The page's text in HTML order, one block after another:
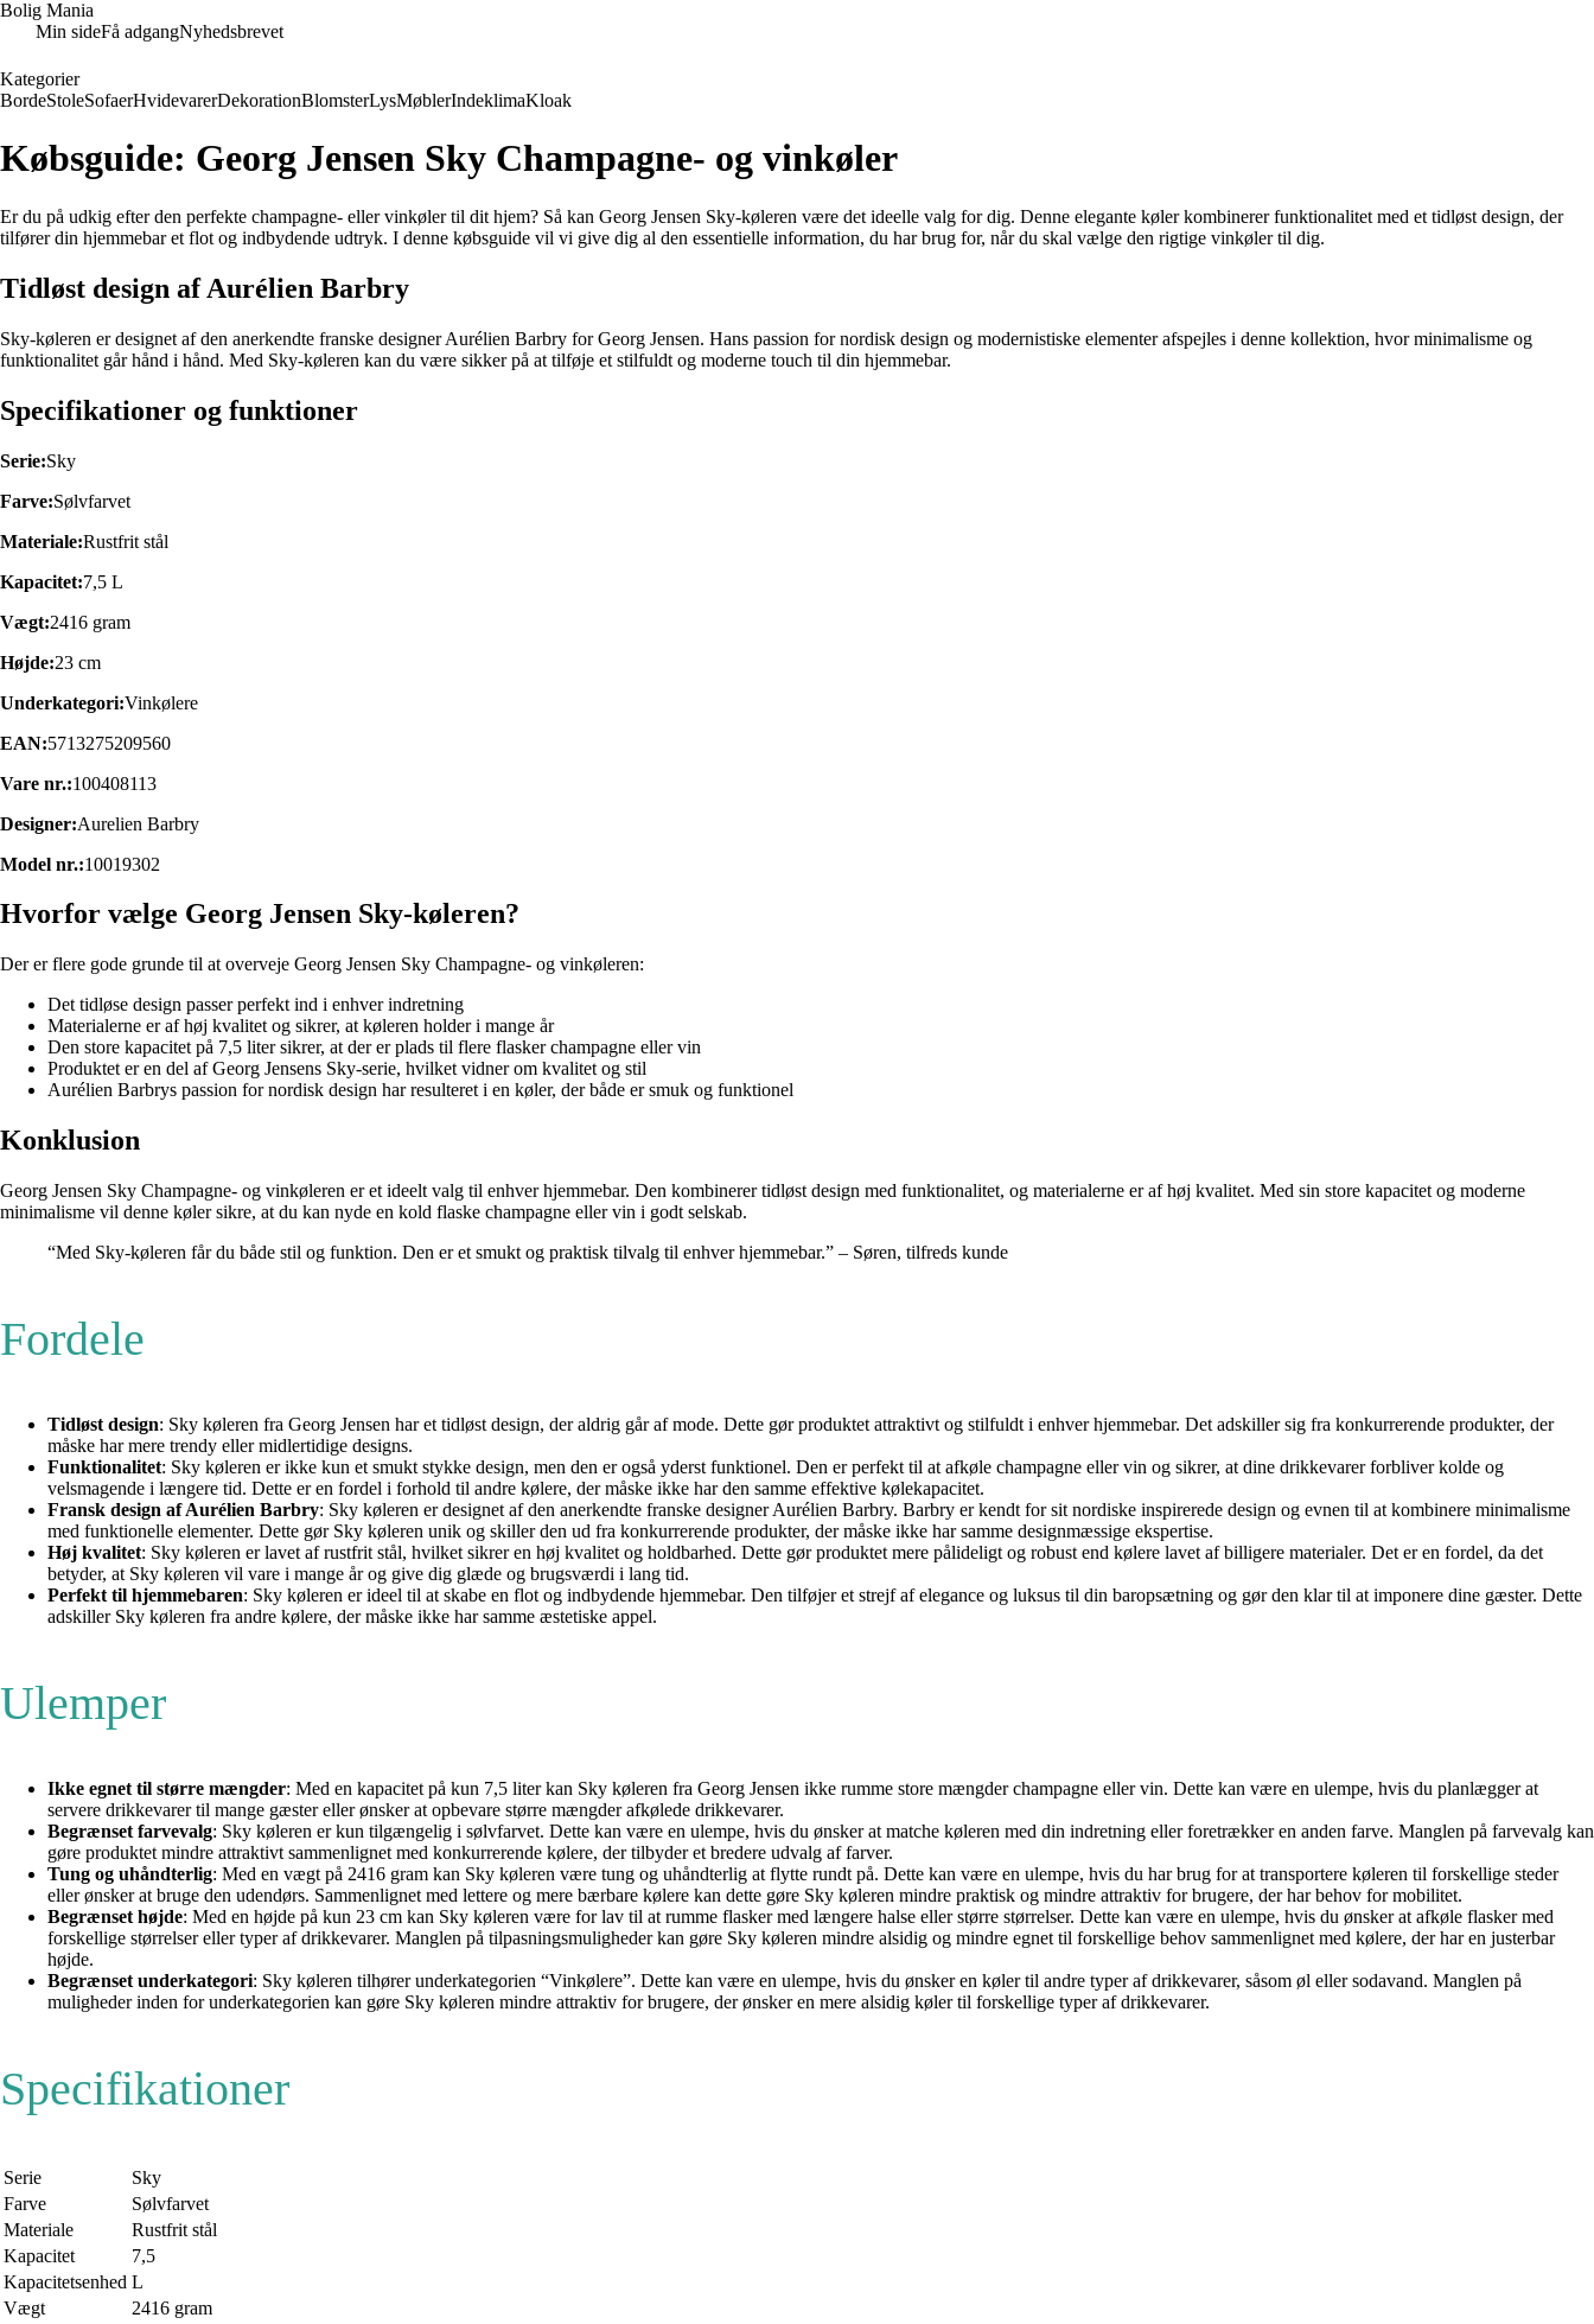
Bolig Mania
Min sideFå adgangNyhedsbrevet
Kategorier
BordeStoleSofaerHvidevarerDekorationBlomsterLysMøblerIndeklimaKloak
Købsguide: Georg Jensen Sky Champagne- og vinkøler
Er du på udkig efter den perfekte champagne- eller vinkøler til dit hjem? Så kan Georg Jensen Sky-køleren være det ideelle valg for dig. Denne elegante køler kombinerer funktionalitet med et tidløst design, der
tilfører din hjemmebar et flot og indbydende udtryk. I denne købsguide vil vi give dig al den essentielle information, du har brug for, når du skal vælge den rigtige vinkøler til dig.
Tidløst design af Aurélien Barbry
Sky-køleren er designet af den anerkendte franske designer Aurélien Barbry for Georg Jensen. Hans passion for nordisk design og modernistiske elementer afspejles i denne kollektion, hvor minimalisme og
funktionalitet går hånd i hånd. Med Sky-køleren kan du være sikker på at tilføje et stilfuldt og moderne touch til din hjemmebar.
Specifikationer og funktioner
Serie:Sky
Farve:Sølvfarvet
Materiale:Rustfrit stål
Kapacitet:7,5 L
Vægt:2416 gram
Højde:23 cm
Underkategori:Vinkølere
EAN:5713275209560
Vare nr.:100408113
Designer:Aurelien Barbry
Model nr.:10019302
Hvorfor vælge Georg Jensen Sky-køleren?
Der er flere gode grunde til at overveje Georg Jensen Sky Champagne- og vinkøleren:
Det tidløse design passer perfekt ind i enhver indretning
Materialerne er af høj kvalitet og sikrer, at køleren holder i mange år
Den store kapacitet på 7,5 liter sikrer, at der er plads til flere flasker champagne eller vin
Produktet er en del af Georg Jensens Sky-serie, hvilket vidner om kvalitet og stil
Aurélien Barbrys passion for nordisk design har resulteret i en køler, der både er smuk og funktionel
Konklusion
Georg Jensen Sky Champagne- og vinkøleren er et ideelt valg til enhver hjemmebar. Den kombinerer tidløst design med funktionalitet, og materialerne er af høj kvalitet. Med sin store kapacitet og moderne
minimalisme vil denne køler sikre, at du kan nyde en kold flaske champagne eller vin i godt selskab.
“Med Sky-køleren får du både stil og funktion. Den er et smukt og praktisk tilvalg til enhver hjemmebar.” – Søren, tilfreds kunde
Fordele
Tidløst design: Sky køleren fra Georg Jensen har et tidløst design, der aldrig går af mode. Dette gør produktet attraktivt og stilfuldt i enhver hjemmebar. Det adskiller sig fra konkurrerende produkter, der
måske har mere trendy eller midlertidige designs.
Funktionalitet: Sky køleren er ikke kun et smukt stykke design, men den er også yderst funktionel. Den er perfekt til at afkøle champagne eller vin og sikrer, at dine drikkevarer forbliver kolde og
velsmagende i længere tid. Dette er en fordel i forhold til andre kølere, der måske ikke har den samme effektive kølekapacitet.
Fransk design af Aurélien Barbry: Sky køleren er designet af den anerkendte franske designer Aurélien Barbry. Barbry er kendt for sit nordiske inspirerede design og evnen til at kombinere minimalisme
med funktionelle elementer. Dette gør Sky køleren unik og skiller den ud fra konkurrerende produkter, der måske ikke har samme designmæssige ekspertise.
Høj kvalitet: Sky køleren er lavet af rustfrit stål, hvilket sikrer en høj kvalitet og holdbarhed. Dette gør produktet mere pålideligt og robust end kølere lavet af billigere materialer. Det er en fordel, da det
betyder, at Sky køleren vil vare i mange år og give dig glæde og brugsværdi i lang tid.
Perfekt til hjemmebaren: Sky køleren er ideel til at skabe en flot og indbydende hjemmebar. Den tilføjer et strejf af elegance og luksus til din baropsætning og gør den klar til at imponere dine gæster. Dette
adskiller Sky køleren fra andre kølere, der måske ikke har samme æstetiske appel.
Ulemper
Ikke egnet til større mængder: Med en kapacitet på kun 7,5 liter kan Sky køleren fra Georg Jensen ikke rumme store mængder champagne eller vin. Dette kan være en ulempe, hvis du planlægger at
servere drikkevarer til mange gæster eller ønsker at opbevare større mængder afkølede drikkevarer.
Begrænset farvevalg: Sky køleren er kun tilgængelig i sølvfarvet. Dette kan være en ulempe, hvis du ønsker at matche køleren med din indretning eller foretrækker en anden farve. Manglen på farvevalg kan
gøre produktet mindre attraktivt sammenlignet med konkurrerende kølere, der tilbyder et bredere udvalg af farver.
Tung og uhåndterlig: Med en vægt på 2416 gram kan Sky køleren være tung og uhåndterlig at flytte rundt på. Dette kan være en ulempe, hvis du har brug for at transportere køleren til forskellige steder
eller ønsker at bruge den udendørs. Sammenlignet med lettere og mere bærbare kølere kan dette gøre Sky køleren mindre praktisk og mindre attraktiv for brugere, der har behov for mobilitet.
Begrænset højde: Med en højde på kun 23 cm kan Sky køleren være for lav til at rumme flasker med længere halse eller større størrelser. Dette kan være en ulempe, hvis du ønsker at afkøle flasker med
forskellige størrelser eller typer af drikkevarer. Manglen på tilpasningsmuligheder kan gøre Sky køleren mindre alsidig og mindre egnet til forskellige behov sammenlignet med kølere, der har en justerbar
højde.
Begrænset underkategori: Sky køleren tilhører underkategorien “Vinkølere”. Dette kan være en ulempe, hvis du ønsker en køler til andre typer af drikkevarer, såsom øl eller sodavand. Manglen på
muligheder inden for underkategorien kan gøre Sky køleren mindre attraktiv for brugere, der ønsker en mere alsidig køler til forskellige typer af drikkevarer.
Specifikationer
Serie
Sky
Farve
Sølvfarvet
Materiale
Rustfrit stål
Kapacitet
7,5
Kapacitetsenhed L
Vægt
2416 gram